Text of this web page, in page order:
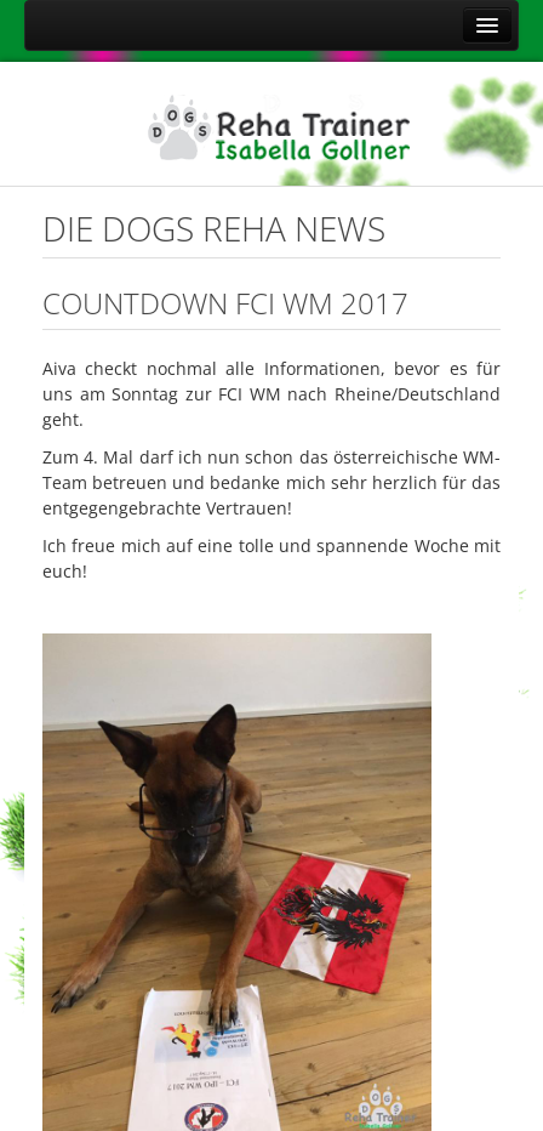
Kontakt
Impressum
Datenschutzerklärung
Onlineshop Nahrungsergänzungsmittel
DIE DOGS REHA NEWS
COUNTDOWN FCI WM 2017
Aiva checkt nochmal alle Informationen, bevor es für
uns am Sonntag zur FCI WM nach Rheine/Deutschland
geht.
Zum 4. Mal darf ich nun schon das österreichische WM-
Team betreuen und bedanke mich sehr herzlich für das
entgegengebrachte Vertrauen!
Ich freue mich auf eine tolle und spannende Woche mit
euch!